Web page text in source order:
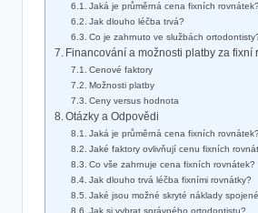
Jaká je průměrná cena fixních rovnátek?
Jak dlouho léčba trvá?
Co je zahrnuto ve službách
Financování a možnosti platby za fixní
Cenové faktory
Možnosti platby
Ceny versus hodnota
Otázky a Odpovědi
Jaká je průměrná cena fixních rovnátek?
Jaké faktory ovlivňují cenu fixních
Co vše zahrnuje cena fixních rovnátek?
Jak dlouho trvá léčba fixními rovnátky?
Jaké jsou možné skryté náklady